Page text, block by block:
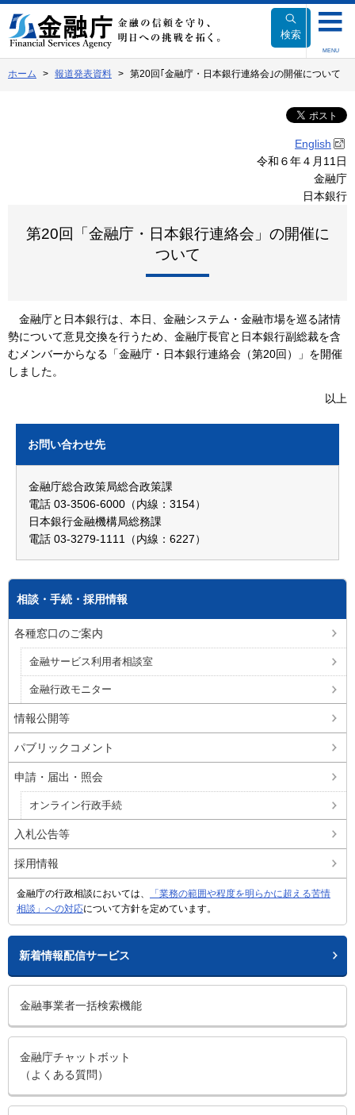
文
へ
動
検索
MENU
ホーム 報道発表資料 第20回｢金融庁・日本銀行連絡会｣の開催について
English
令和６年４月11日
金融庁
日本銀行
第20回「金融庁・日本銀行連絡会」の開催に
ついて
金融庁と日本銀行は、本日、金融システム・金融市場を巡る諸情
勢について意見交換を行うため、金融庁長官と日本銀行副総裁を含
むメンバーからなる「金融庁・日本銀行連絡会（第20回）」を開催
しました。
以上
お問い合わせ先
金融庁総合政策局総合政策課
電話 03-3506-6000（内線：3154）
日本銀行金融機構局総務課
電話 03-3279-1111（内線：6227）
相談・手続・採用情報
各種窓口のご案内
金融サービス利用者相談室
金融行政モニター
情報公開等
パブリックコメント
申請・届出・照会
オンライン行政手続
入札公告等
採用情報
金融庁の行政相談においては、
「業務の範囲や程度を明らかに超える苦情
相談」への対応について方針を定めています。
新着情報配信サービス
金融事業者一括検索機能
金融庁チャットボット
（よくある質問）